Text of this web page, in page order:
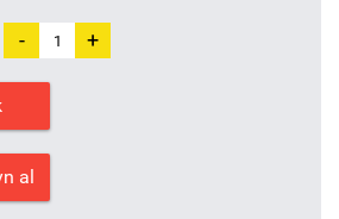
- +
al